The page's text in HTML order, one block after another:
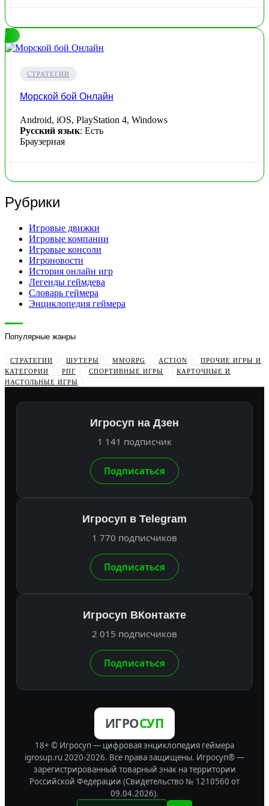
СТРАТЕГИИ
Морской бой Онлайн
Android, iOS, PlayStation 4, Windows
Русский язык: Есть
Браузерная
Рубрики
Игровые движки
Игровые компании
Игровые консоли
Игроновости
История онлайн игр
Легенды геймдева
Словарь геймера
Энциклопедия геймера
Популярные жанры
СТРАТЕГИИ ШУТЕРЫ MMORPG ACTION
ПРОЧИЕ ИГРЫ И
КАТЕГОРИИ
РПГ СПОРТИВНЫЕ ИГРЫ
КАРТОЧНЫЕ И
НАСТОЛЬНЫЕ ИГРЫ
Игросуп на Дзен
1 141 подписчик
Подписаться
Игросуп в Telegram
1 770 подписчиков
Подписаться
Игросуп ВКонтакте
2 015 подписчиков
Подписаться
ИГРОСУП
18+ © Игросуп — цифровая энциклопедия геймера
igrosup.ru 2020-2026. Все права защищены. Игросуп® —
зарегистрированный товарный знак на территории
Российской Федерации (Свидетельство № 1210560 от
09.04.2026).